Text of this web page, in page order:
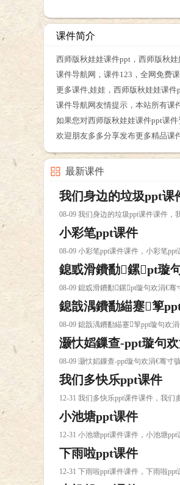
课件简介
西师版秋娃娃课件ppt，西师版秋
课件导航网，课件123，全网免费
更多课件,娃娃，西师版秋娃娃课件
课件导航网友情提示，本站所有课
如果您对西师版秋娃娃课件ppt课
欢迎朋友多多分享发布更多精品课
最新课件
我们身边的垃圾ppt课
08-09 我们身边的垃圾ppt课件课件，
小彩笔ppt课件
08-09 小彩笔ppt课件课件，小彩笔
鎴戜滑鐨勫鏍pt璇
08-09 鎴戜滑鐨勫鏍pt璇句欢涓€
鎴戠湡鐨勫緢蹇箰
08-09 鎴戠湡鐨勫緢蹇箰ppt璇句欢
载
灏忕嫍鏁查-ppt璇句
08-09 灏忕嫍鏁查-ppt璇句欢涓€骞
我们多快乐ppt课件
12-31 我们多快乐ppt课件课件，我们
小池塘ppt课件
12-31 小池塘ppt课件课件，小池塘
下雨啦ppt课件
12-31 下雨啦ppt课件课件，下雨啦